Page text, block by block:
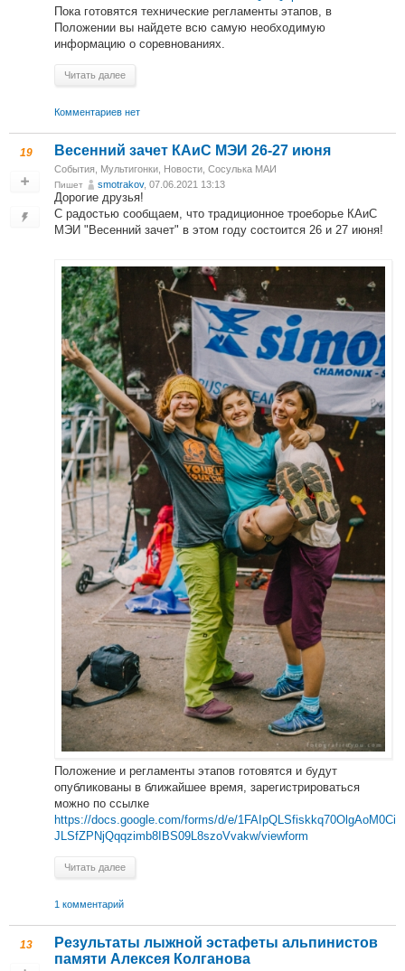
Пока готовятся технические регламенты этапов, в
Положении вы найдете всю самую необходимую
информацию о соревнованиях.
Читать далее
Комментариев нет
19 Весенний зачет КАиС МЭИ 26-27 июня
События Мультигонки Новости Сосулька МАИ
Пишет smotrakov, 07.06.2021 13:13
Дорогие друзья!
С радостью сообщаем, что традиционное троеборье КАиС
МЭИ "Весенний зачет" в этом году состоится 26 и 27 июня!
Положение и регламенты этапов готовятся и будут
опубликованы в ближайшее время, зарегистрироваться
можно по ссылке
https://docs.google.com/forms/d/e/1FAIpQLSfiskkq70OlgAoM0Ci
JLSfZPNjQqqzimb8IBS09L8szoVvakw/viewform
Читать далее
1 комментарий
13
Результаты лыжной эстафеты альпинистов
памяти Алексея Колганова